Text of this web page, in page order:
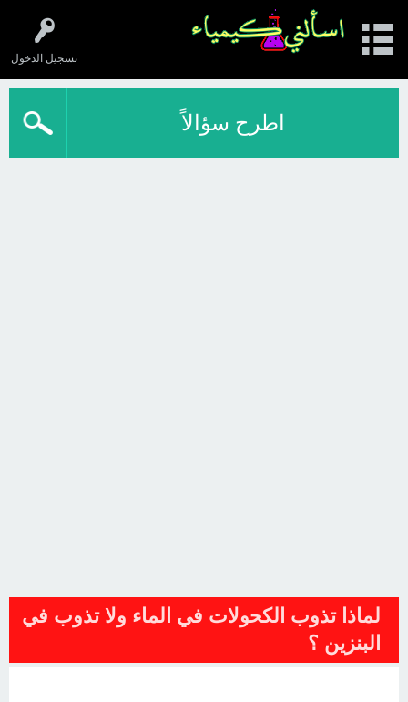
تسجيل الدخول
اطرح سؤالاً
لماذا تذوب الكحولات في الماء ولا تذوب في
البنزين ؟